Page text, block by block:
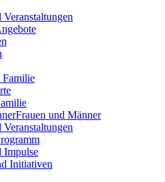
Veranstaltungen
Familie
Frauen und Männer
Veranstaltungen
Impulse
Initiativen